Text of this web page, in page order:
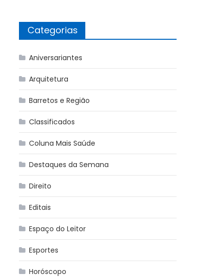
Categorias
Aniversariantes
Arquitetura
Barretos e Região
Classificados
Coluna Mais Saúde
Destaques da Semana
Direito
Editais
Espaço do Leitor
Esportes
Horóscopo